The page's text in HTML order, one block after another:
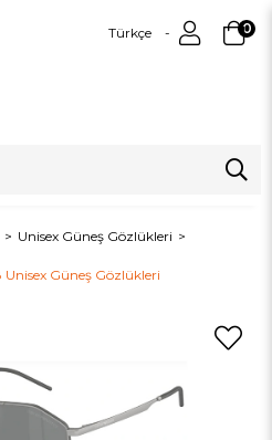
Türkçe 0
Unisex Güneş Gözlükleri
Güneş Gözlükleri